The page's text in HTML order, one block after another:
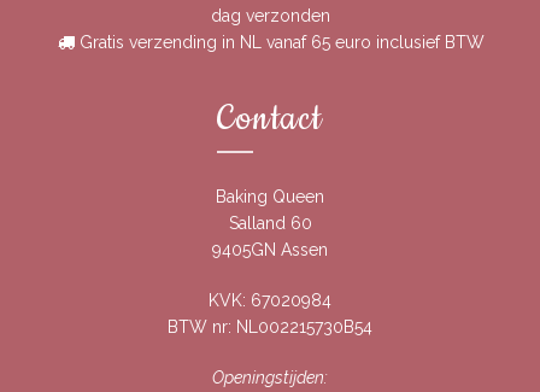
dag verzonden
Gratis verzending in NL vanaf 65 euro inclusief BTW
Contact
Baking Queen
Salland 60
9405GN Assen
KVK: 67020984
BTW nr: NL002215730B54
Openingstijden: